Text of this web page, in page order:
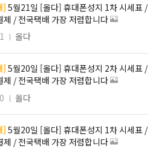
] 5월21일 [올다] 휴대폰성지 1차 시세표 /
제 / 전국택배 가장 저렴합니다
올다
] 5월20일 [올다] 휴대폰성지 2차 시세표 /
제 / 전국택배 가장 저렴합니다
올다
] 5월20일 [올다] 휴대폰성지 1차 시세표 /
제 / 전국택배 가장 저렴합니다